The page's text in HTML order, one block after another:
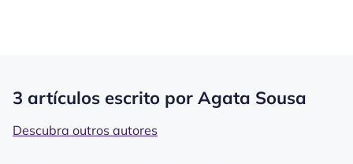
3 artículos escrito por Agata Sousa
Descubra outros autores